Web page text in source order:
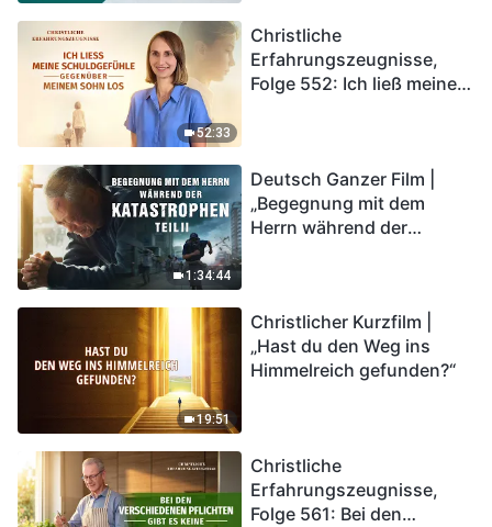
52:33
Christliche
Erfahrungszeugnisse,
Folge 552: Ich ließ meine
1:34:44
Deutsch Ganzer Film |
„Begegnung mit dem
Herrn während der
in das Königreich Gottes
eintreten?
19:51
Christlicher Kurzfilm |
„Hast du den Weg ins
Himmelreich gefunden?“
Christliche
Erfahrungszeugnisse,
Folge 561: Bei den